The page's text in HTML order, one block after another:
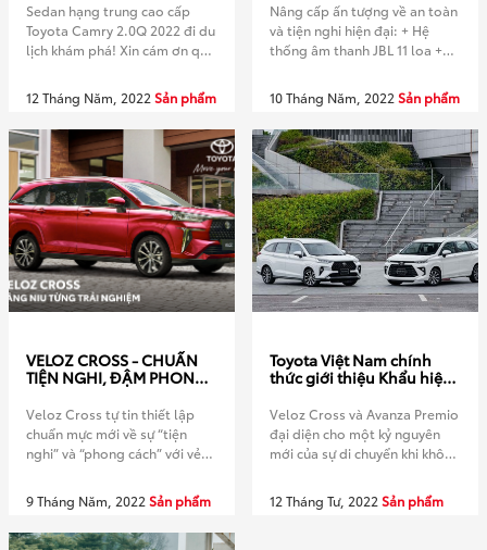
Sedan hạng trung cao cấp
Toyota Camry 2.0Q 2022 đi du
lịch khám phá! Xin cám ơn quý
và đồng hành Địa chỉ: Xã Quất
Lưu, Huyện Bình Xuyên, Tỉnh
Vĩnh Phúc Hotline: 02113 899
899 Zalo:
https://zalo.me/1496322726581833504
Website:
https://toyotavinhphuc.asia/
Youtube: Đăng ký kênh
Youtube của chúng tôi để […]
12 Tháng Năm, 2022 Sản phẩm
Nâng cấp ấn tượng về an toàn
và tiện nghi hiện đại: + Hệ
thống âm thanh JBL 11 loa +
(BSM) + Hệ thống cảnh bảo
phương tiện cắt ngang (RCTA)
Chương trình khuyến mại hấp
dẫn với gói gia hạn bảo hành 2
năm/50.000km dành cho
khách […]
10 Tháng Năm, 2022 Sản phẩm
VELOZ CROSS - CHUẨN
TIỆN NGHI, ĐẬM PHONG
Veloz Cross tự tin thiết lập
chuẩn mực mới về sự “tiện
nghi” và “phong cách” với vẻ
chiếc Crossover hiện đại song
hành cùng không gian nội thất
thoải mái, tất cả sẽ cùng bạn
9 Tháng Năm, 2022 Sản phẩm
Toyota Việt Nam chính
thức giới thiệu Khẩu hiệu
hiệu -“Move your world”-
cùng Bộ đôi Veloz Cross
và Avanza Premio hoàn
toàn mới
Veloz Cross và Avanza Premio
đại diện cho một kỷ nguyên
mới của sự di chuyển khi không
còn cùng nhau chia sẻ những
cảm giác phấn khích và niềm
12 Tháng Tư, 2022 Sản phẩm